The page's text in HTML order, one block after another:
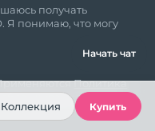
получать
Я понимаю, что могу
Политика
обслуживанияGoogle.
Начать чат
Коллекция Купить